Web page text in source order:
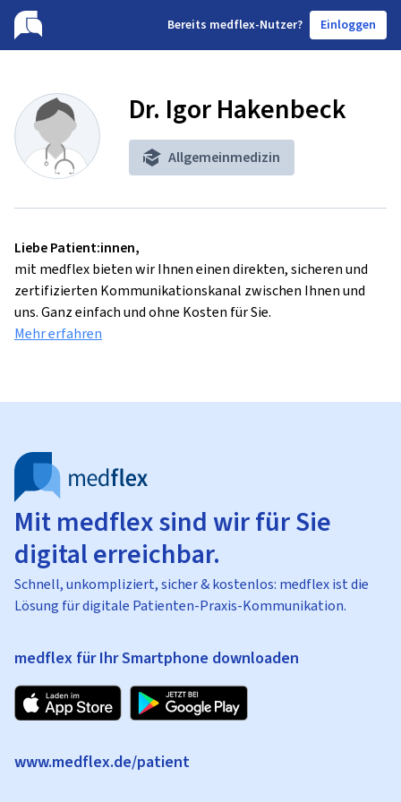
Bereits medflex-Nutzer? Einloggen
Dr. Igor Hakenbeck
Allgemeinmedizin
Liebe Patient:innen,
mit medflex bieten wir Ihnen einen direkten, sicheren und
zertifizierten Kommunikationskanal zwischen Ihnen und
uns. Ganz einfach und ohne Kosten für Sie.
Mehr erfahren
Mit medflex sind wir für Sie
digital erreichbar.
Schnell, unkompliziert, sicher & kostenlos: medflex ist die
Lösung für digitale Patienten-Praxis-Kommunikation.
medflex für Ihr Smartphone downloaden
www.medflex.de/patient